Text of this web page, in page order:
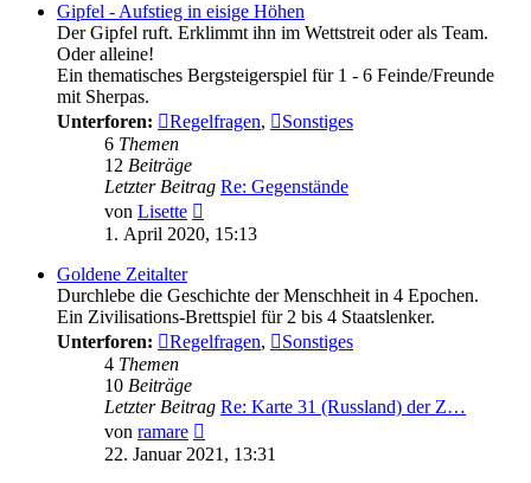
Gipfel - Aufstieg in eisige Höhen
Der Gipfel ruft. Erklimmt ihn im Wettstreit oder als Team.
Oder alleine!
Ein thematisches Bergsteigerspiel für 1 - 6 Feinde/Freunde
mit Sherpas.
Unterforen:
Regelfragen,
Sonstiges
6 Themen
12 Beiträge
Letzter Beitrag Re: Gegenstände
von Lisette
Beitrag
1. April 2020, 15:13
Goldene Zeitalter
Durchlebe die Geschichte der Menschheit in 4 Epochen.
Ein Zivilisations-Brettspiel für 2 bis 4 Staatslenker.
Unterforen:
Regelfragen,
Sonstiges
4 Themen
10 Beiträge
Letzter Beitrag Re: Karte 31 (Russland) der Z…
von ramare
Beitrag
22. Januar 2021, 13:31